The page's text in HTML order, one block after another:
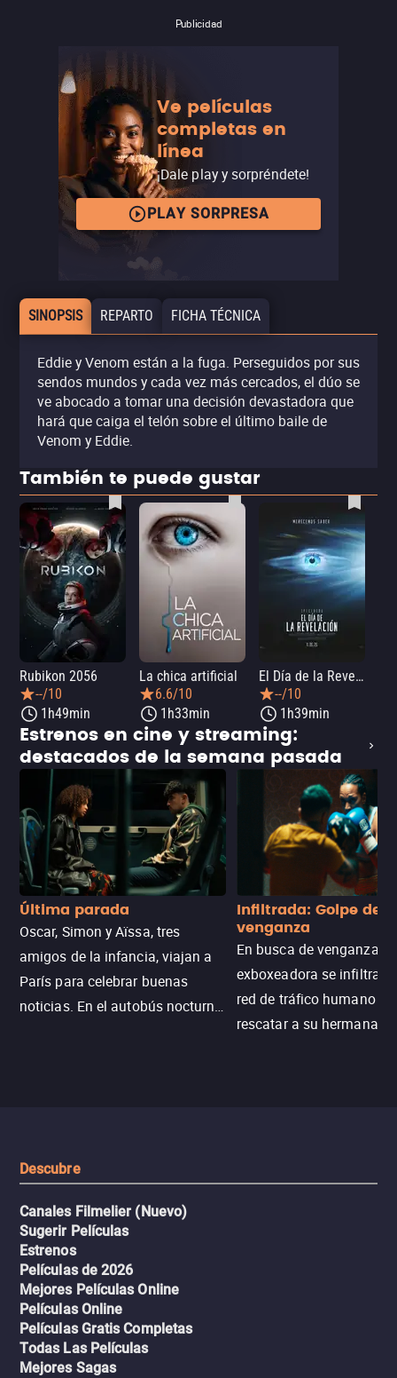
Publicidad
Ve películas
completas en
línea
¡Dale play y sorpréndete!
PLAY SORPRESA
SINOPSIS REPARTO FICHA TÉCNICA
Eddie y Venom están a la fuga. Perseguidos por sus
sendos mundos y cada vez más cercados, el dúo se
ve abocado a tomar una decisión devastadora que
hará que caiga el telón sobre el último baile de
Venom y Eddie.
También te puede gustar
Rubikon 2056
--/10
1h49min
La chica artificial
6.6/10
1h33min
El Día de la Revelación
--/10
1h39min
Estrenos en cine y streaming:
destacados de la semana pasada
Última parada
Oscar, Simon y Aïssa, tres
amigos de la infancia, viajan a
París para celebrar buenas
noticias. En el autobús nocturno
Infiltrada: Golpe de
venganza
En busca de venganza,
exboxeadora se infiltra
red de tráfico humano
rescatar a su hermana
Descubre
Canales Filmelier (Nuevo)
Sugerir Películas
Estrenos
Películas de 2026
Mejores Películas Online
Películas Online
Películas Gratis Completas
Todas Las Películas
Mejores Sagas